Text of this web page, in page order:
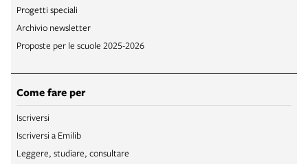
Progetti speciali
Archivio newsletter
Proposte per le scuole 2025-2026
Come fare per
Iscriversi
Iscriversi a Emilib
Leggere, studiare, consultare